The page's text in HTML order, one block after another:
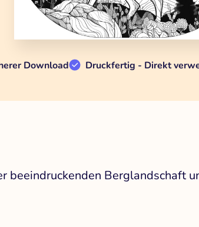
Download Druckfertig - Direkt
beeindruckenden Berglandschaft